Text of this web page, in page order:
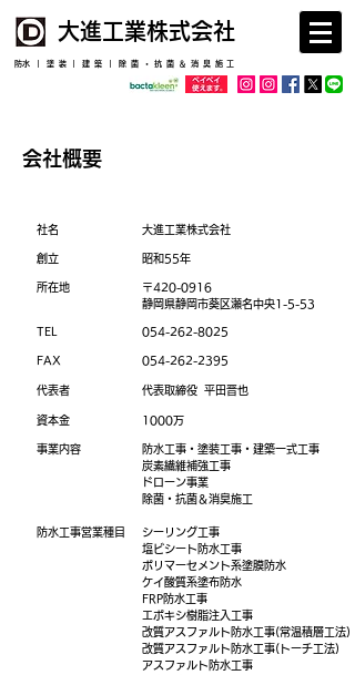
​大進工業株式会社
​防水｜塗装｜建築｜除菌・抗菌＆消臭施工
​会社概要
​社名
創立
所在地
​TEL
FAX
​代表者
資本金
​事業内容
大進工業株式会社
昭和55年
〒420-0916
静岡県静岡市葵区瀬名中央1-5-53
054-262-8025
054-262-2395
代表取締役 平田晋也
1000万
​防水工事・塗装工事・建築一式工事
​炭素繊維補強工事
​ドローン事業
​除菌・抗菌＆消臭施工
​防水工事営業種目
シーリング工事
塩ビシート防水工事
ポリマーセメント系塗膜防水
ケイ酸質系塗布防水
FRP防水工事
エポキシ樹脂注入工事
改質アスファルト防水工事(常温積層工法)
改質アスファルト防水工事(トーチ工法)
アスファルト防水工事